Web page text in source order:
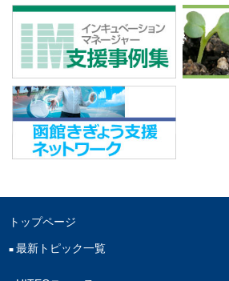
トップページ
最新トピック一覧